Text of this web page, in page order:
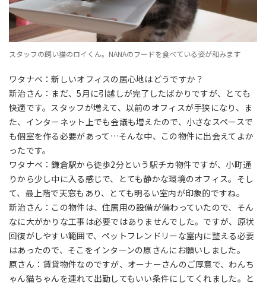
スタッフの飼い猫のロイくん。NANAのフードを食べている姿が和みます
ワタナベ：新しいオフィスの居心地はどうですか？
新治さん：まだ、5月に引越しが完了したばかりですが、とても
快適です。スタッフが増えて、以前のオフィスが手狭になり、ま
た、インターネット上でも会議も増えたので、小さなスペースで
も個室を作る必要があって…そんな中、この物件に出会えてよか
ったです。
ワタナベ：鎌倉駅から徒歩2分という駅チカ物件ですが、小町通
りから少し中に入る感じで、とても静かな環境のオフィス。そし
て、最上階で天窓もあり、とても明るい室内が印象的ですね。
新治さん：この物件は、住居用の設備が備わっていたので、そん
なに大がかりな工事は必要ではありませんでした。ですが、原状
回復がしやすい範囲で、ペットフレンドリーな室内に整える必要
はあったので、そこをインターンの原さんにお願いしました。
原さん：賃貸物件なのですが、オーナーさんのご厚意で、わんち
ゃん猫ちゃんを連れて出勤してもいい条件にしてくれました。と